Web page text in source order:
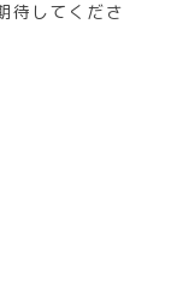
待してくださ